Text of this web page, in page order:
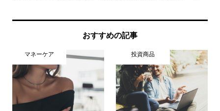
おすすめの記事
マネーケア 投資商品